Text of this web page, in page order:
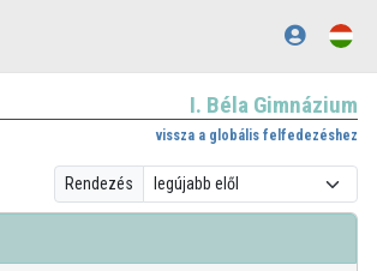
I. Béla Gimnázium
vissza a globális felfedezéshez
Rendezés